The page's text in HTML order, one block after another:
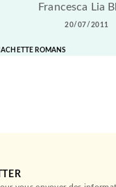
Francesca Lia
20/07/2011
ROMANS